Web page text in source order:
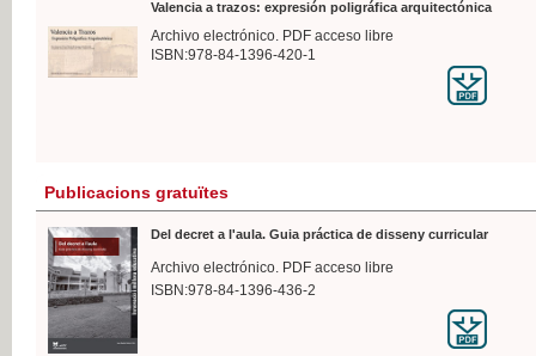
Valencia a trazos: expresión poligráfica arquitectónica
Archivo electrónico. PDF acceso libre
ISBN:978-84-1396-420-1
Publicacions gratuïtes
Del decret a l'aula. Guia práctica de disseny curricular
Archivo electrónico. PDF acceso libre
ISBN:978-84-1396-436-2